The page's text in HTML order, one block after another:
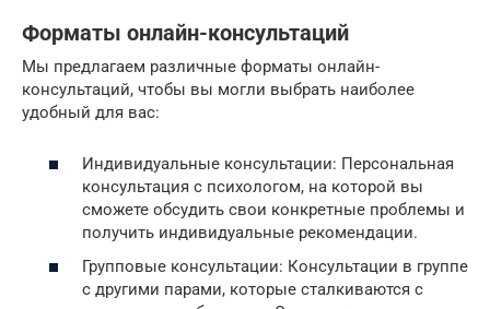
Форматы онлайн-консультаций
Мы предлагаем различные форматы онлайн-
консультаций, чтобы вы могли выбрать наиболее
удобный для вас:
Индивидуальные консультации: Персональная
консультация с психологом, на которой вы
сможете обсудить свои конкретные проблемы и
получить индивидуальные рекомендации.
Групповые консультации: Консультации в группе
с другими парами, которые сталкиваются с